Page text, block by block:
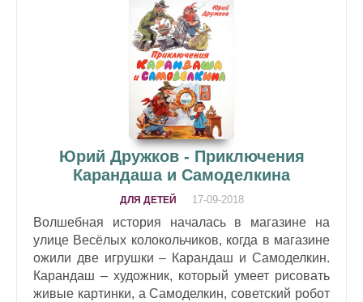
Юрий Дружков - Приключения
Карандаша и Самоделкина
ДЛЯ ДЕТЕЙ 17-09-2018
Волшебная история началась в магазине на
улице Весёлых колокольчиков, когда в магазине
ожили две игрушки – Карандаш и Самоделкин.
Карандаш – художник, который умеет рисовать
живые картинки, а Самоделкин, советский робот